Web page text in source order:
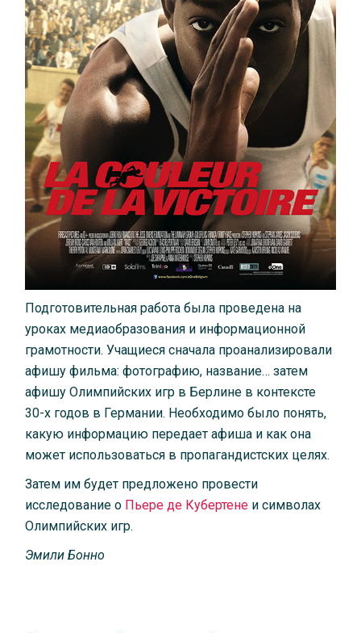
Подготовительная работа была проведена на
уроках медиаобразования и информационной
грамотности. Учащиеся сначала проанализировали
афишу фильма: фотографию, название… затем
афишу Олимпийских игр в Берлине в контексте
30-х годов в Германии. Необходимо было понять,
какую информацию передает афиша и как она
может использоваться в пропагандистских целях.
Затем им будет предложено провести
исследование о Пьере де Кубертене и символах
Олимпийских игр.
Эмили Бонно